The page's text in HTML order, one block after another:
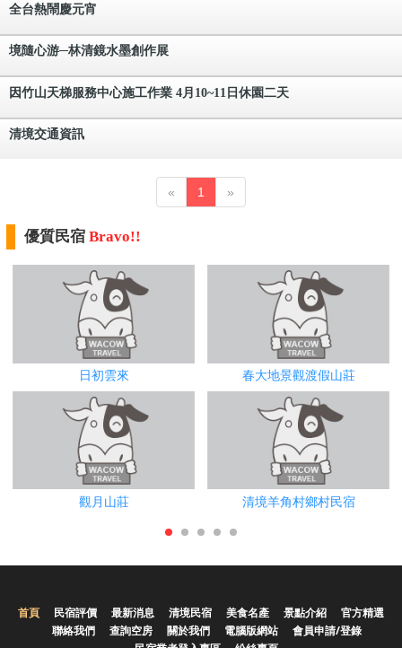
全台熱鬧慶元宵
境隨心游─林清鏡水墨創作展
因竹山天梯服務中心施工作業 4月10~11日休園二天
清境交通資訊
« 1 »
優質民宿 Bravo!!
日初雲來 春大地景觀渡假山莊
觀月山莊 清境羊角村鄉村民宿
首頁 民宿評價 最新消息 清境民宿 美食名產 景點介紹
官方精選
聯絡我們
查詢空房 關於我們 電腦版網站
會員申請/登錄